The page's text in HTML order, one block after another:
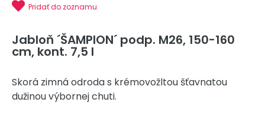
Pridať do zoznamu
Jabloň ´ŠAMPION´ podp. M26, 150-160
cm, kont. 7,5 l
Skorá zimná odroda s krémovožltou šťavnatou
dužinou výbornej chuti.